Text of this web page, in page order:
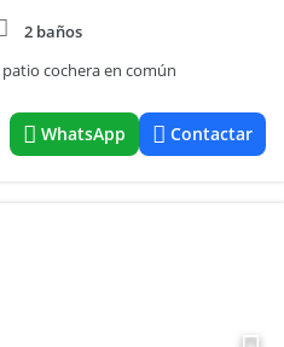
2 baños
cochera en común
WhatsApp Contactar